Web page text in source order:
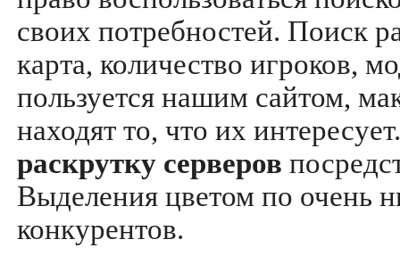
своих потребностей. Поиск
карта, количество игроков,
пользуется нашим сайтом,
находят то, что их
раскрутку серверов
Выделения цветом по очень
конкурентов.